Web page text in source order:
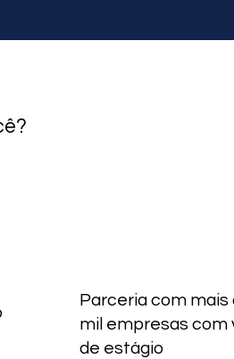
Parceria com mais
mil empresas com
de estágio